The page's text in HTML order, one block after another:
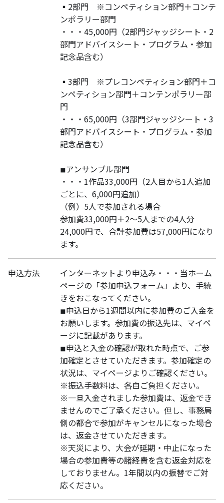
▪️2部門 ※コンペティション部門＋コンテ
ンポラリー部門
・・・45,000円（2部門ジャッジシート・2
部門アドバイスシート・プログラム・参加
記念品含む）
▪️3部門 ※プレコンペティション部門＋コ
ンペティション部門＋コンテンポラリー部
門
・・・65,000円（3部門ジャッジシート・3
部門アドバイスシート・プログラム・参加
記念品含む）
◾︎アンサンブル部門
・・・1作品33,000円（2人目から1人追加
ごとに、6,000円追加）
（例）5人で参加される場合
参加費33,000円＋2〜5人までの4人分
24,000円で、合計参加費は57,000円になり
ます。
申込方法
インターネットより申込み・・・当ホーム
ページの「参加申込フォーム」より、手続
きをおこなってください。
◾︎申込日から1週間以内に参加費のご入金を
お願いします。参加費の振込先は、マイペ
ージに記載があります。
◾︎申込と入金の確認が取れた時点で、ご参
加確定とさせていただきます。参加確定の
状況は、マイページよりご確認ください。
※振込手数料は、各自ご負担ください。
※一旦入金されました参加費は、返金でき
ませんのでご了承ください。但し、事務局
側の都合で参加がキャンセルになった場合
は、返金させていただきます。
※天災により、大会が延期・中止になった
場合の参加費等の諸経費を含む返金対応を
しておりません。1年間以内の振替でご対
応ください。